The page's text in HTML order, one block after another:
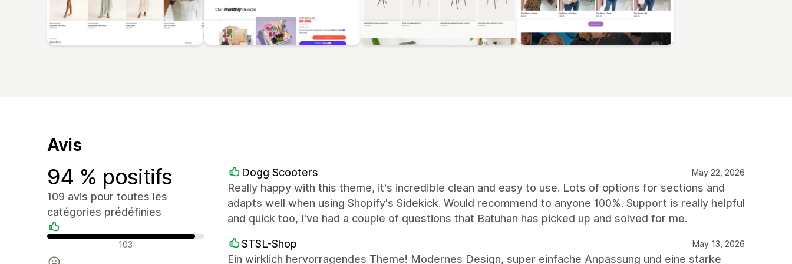
Avis
94 % positifs
109 avis pour toutes les
catégories prédéfinies
Avis positifs 103
Dogg Scooters May 22, 2026
Really happy with this theme, it's incredible clean and easy to use. Lots of options for sections and
adapts well when using Shopify's Sidekick. Would recommend to anyone 100%. Support is really helpful
and quick too, I've had a couple of questions that Batuhan has picked up and solved for me.
STSL-Shop May 13, 2026
Ein wirklich hervorragendes Theme! Modernes Design, super einfache Anpassung und eine starke